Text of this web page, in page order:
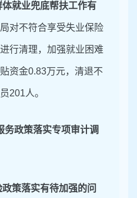
就业兜底帮扶工作有
对不符合享受失业保险
行清理，加强就业 困难
资金0.83万元，清退不
201人。
务政策落实专项审计调
政策落实有待加强的问